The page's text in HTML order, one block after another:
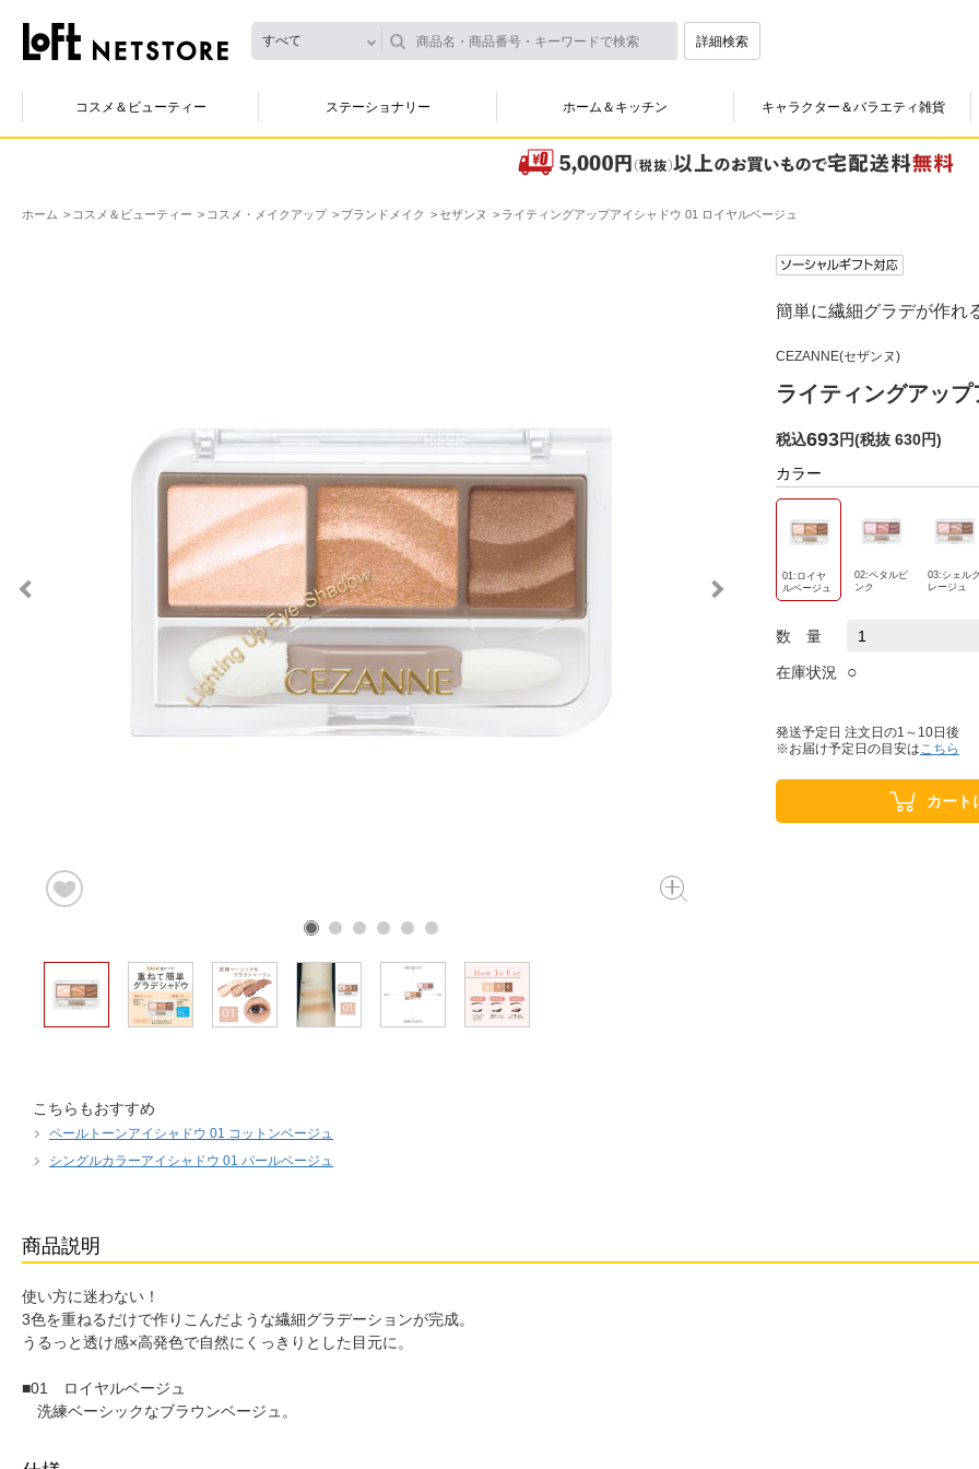
すべて 詳細検索
コスメ＆ビューティー ステーショナリー ホーム＆キッチン キャラクター＆バラエティ雑貨
ホーム コスメ＆ビューティー コスメ・メイクアップ ブランドメイク セザンヌ ライティングアップアイシャドウ 01 ロイヤルベージュ
簡単に繊細グラデが作れ
CEZANNE(セザンヌ)
ライティングアッ
税込693円(税抜 630円)
カラー
01:ロイヤ
ルベージュ
02:ペタルピ
ンク
03:シェル
レージュ
数 量
在庫状況 ○
発送予定日 注文日の1～10日後
※お届け予定日の目安はこちら
カート
こちらもおすすめ
ペールトーンアイシャドウ 01 コットンベージュ
シングルカラーアイシャドウ 01 パールベージュ
商品説明
使い方に迷わない！
3色を重ねるだけで作りこんだような繊細グラデーションが完成。
うるっと透け感×高発色で自然にくっきりとした目元に。
■01 ロイヤルベージュ
洗練ベーシックなブラウンベージュ。